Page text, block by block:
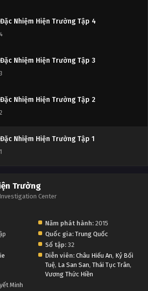
Nhiệm Hiện Trường Tập 4
Nhiệm Hiện Trường Tập 3
Nhiệm Hiện Trường Tập 2
Nhiệm Hiện Trường Tập 1
Trường
Center
Năm phát hành: 2015
Quốc gia: Trung Quốc
Số tập: 32
Diễn viên: Châu Hiếu An, Kỷ Bối
Tuệ, La San San, Thái Tục Trân,
Vương Thức Hiền
Minh